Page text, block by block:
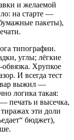
и желаемой
на старте —
пакеты),
типографии.
углы; лёгкие
Хрупкое
И всегда тест
выжил —
логика такая:
печать и высечка,
эти доли
бюджет),